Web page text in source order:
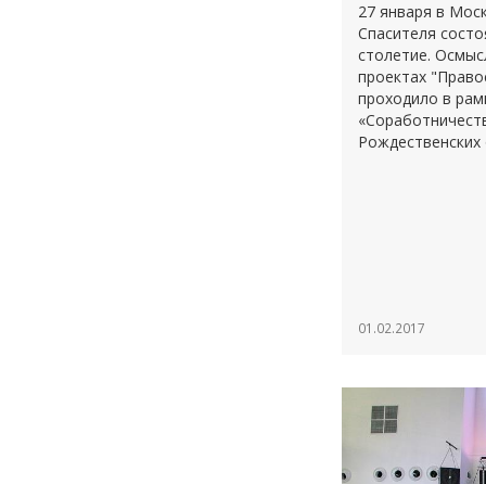
27 января в
Спасителя
столетие.
проектах
проходило в
01.02.2017